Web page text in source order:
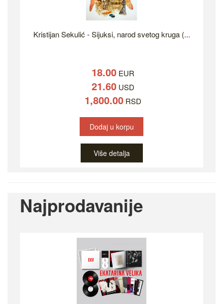
Kristijan Sekulić - Sijuksi, narod svetog kruga (...
18.00EUR
21.60USD
1,800.00RSD
Dodaj u korpu
Više detalja
Najprodavanije